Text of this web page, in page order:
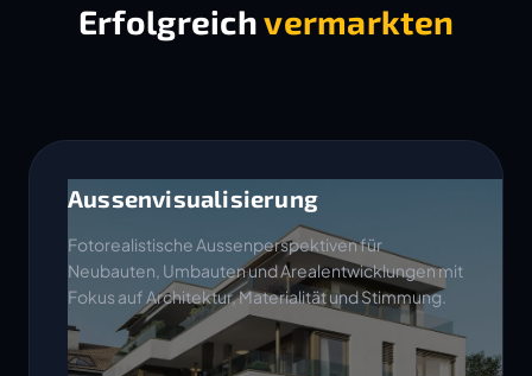
Erfolgreichvermarkten
Aussenvisualisierung
Fotorealistische Aussenperspektiven für
Neubauten, Umbauten und Arealentwicklungen mit
Fokus auf Architektur, Materialität und Stimmung.